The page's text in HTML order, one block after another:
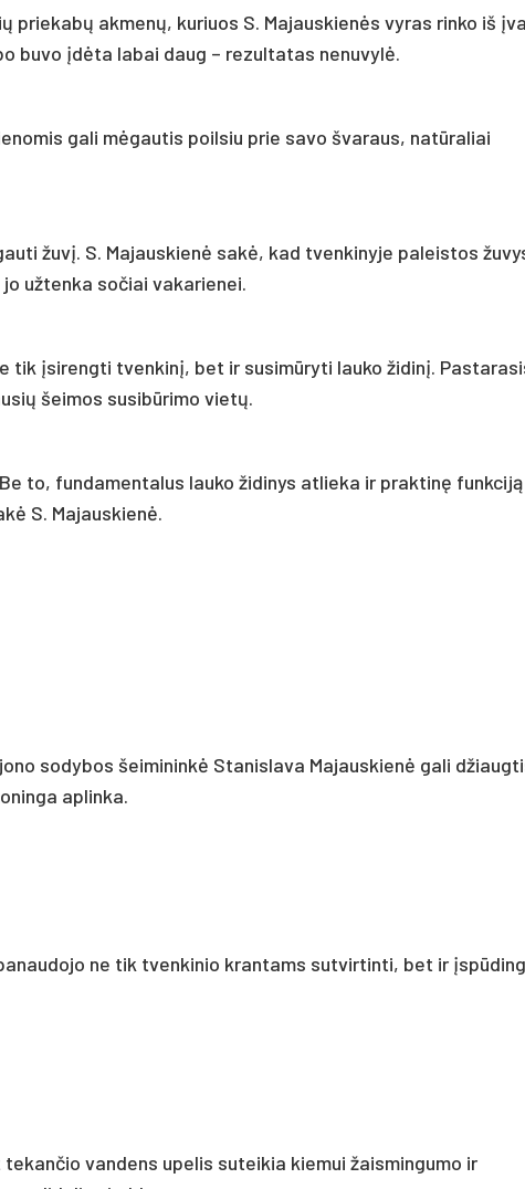
priekabų akmenų, kuriuos S. Majauskienės vyras rinko iš
buvo įdėta labai daug – rezultatas nenuvylė.
gali mėgautis poilsiu prie savo švaraus, natūraliai
žuvį. S. Majauskienė sakė, kad tvenkinyje paleistos
užtenka sočiai vakarienei.
tik įsirengti tvenkinį, bet ir susimūryti lauko židinį.
šeimos susibūrimo vietų.
to, fundamentalus lauko židinys atlieka ir praktinę funkciją
S. Majauskienė.
sodybos šeimininkė Stanislava Majauskienė gali
aplinka.
ne tik tvenkinio krantams sutvirtinti, bet ir
vandens upelis suteikia kiemui žaismingumo ir